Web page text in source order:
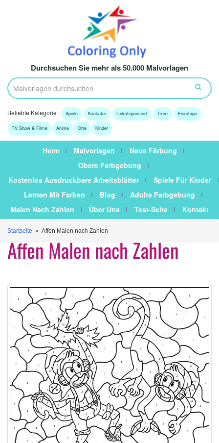
Durchsuchen Sie mehr als 50.000 Malvorlagen
Beliebte Kategorie : Spiele Karikatur Unkategorisiert Tiere Feiertage
TV Show & Filme Anime Orte Kinder
Heim Malvorlagen
Neue Färbung
Obere Farbgebung
Kostenlos Ausdruckbare Arbeitsblätter
Spiele Für Kinder
Lernen Mit Farben
Blog
Adults Farbgebung
Malen Nach Zahlen
Über Uns Test-Seite Kontakt
Startseite » Affen Malen nach Zahlen
Affen Malen nach Zahlen